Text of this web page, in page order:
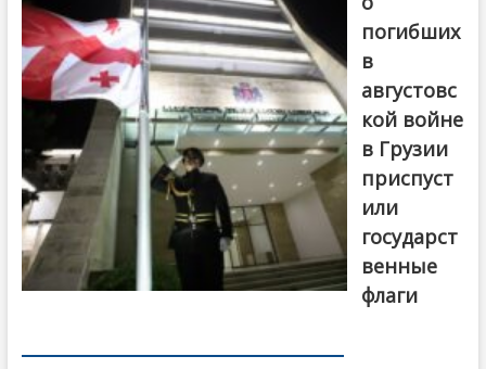
погибших
в
августовс
кой войне
в Грузии
приспуст
или
государст
венные
флаги